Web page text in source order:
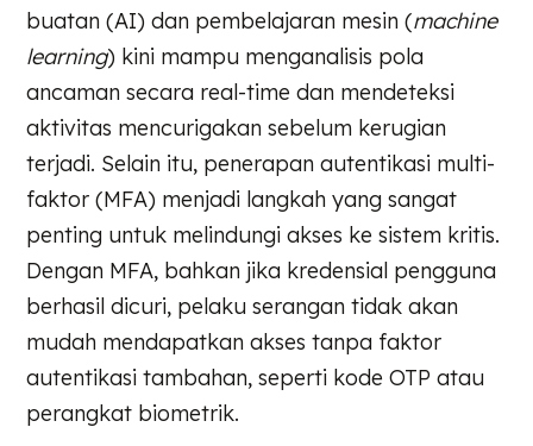
buatan (AI) dan pembelajaran mesin (machine
learning) kini mampu menganalisis pola
ancaman secara real-time dan mendeteksi
aktivitas mencurigakan sebelum kerugian
terjadi. Selain itu, penerapan autentikasi multi-
faktor (MFA) menjadi langkah yang sangat
penting untuk melindungi akses ke sistem kritis.
Dengan MFA, bahkan jika kredensial pengguna
berhasil dicuri, pelaku serangan tidak akan
mudah mendapatkan akses tanpa faktor
autentikasi tambahan, seperti kode OTP atau
perangkat biometrik.